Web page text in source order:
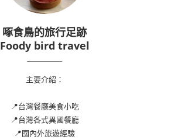
啄食鳥的旅行足跡
Foody bird travel
主要介紹：
📍台灣餐廳美食小吃
📍台灣各式異國餐廳
📍國內外旅遊經驗